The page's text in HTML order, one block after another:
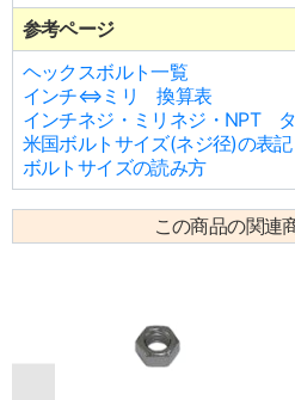
参考ページ
ヘックスボルト一覧
インチ⇔ミリ 換算表
インチネジ・ミリネジ・NPT
米国ボルトサイズ(ネジ径)の表記
ボルトサイズの読み方
この商品の関連